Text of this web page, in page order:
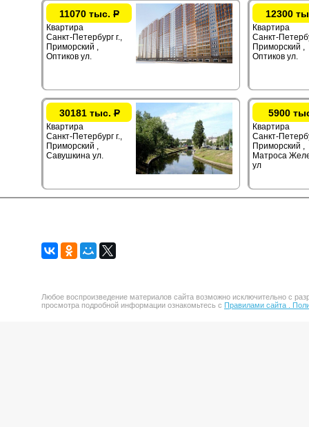
11070 тыс. Р
Квартира
Санкт-Петербург г.,
Приморский ,
Оптиков ул.
12300
Квартира
Санкт-
Приморский ,
Оптиков ул.
30181 тыс.Р
Квартира
Санкт-Петербург г.,
Приморский ,
Савушкина ул.
5900
Квартира
Санкт-
Приморский ,
Матроса
ул
Любое воспроизведение материалов сайта возможно исключительно с
просмотра подробной информации ознакомьтесь с Правилами сайта .